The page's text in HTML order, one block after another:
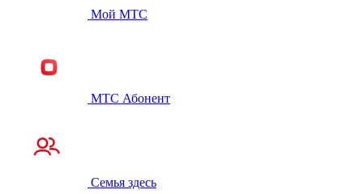
Мой МТС
МТС Абонент
Семья здесь